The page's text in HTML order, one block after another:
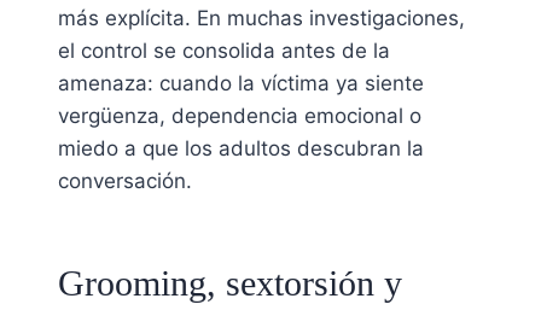
más explícita. En muchas investigaciones,
el control se consolida antes de la
amenaza: cuando la víctima ya siente
vergüenza, dependencia emocional o
miedo a que los adultos descubran la
conversación.
Grooming, sextorsión y